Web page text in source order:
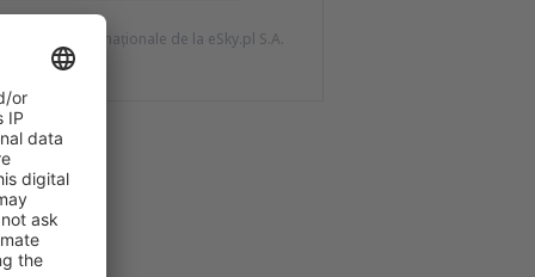
informaționale de la eSky.pl S.A.